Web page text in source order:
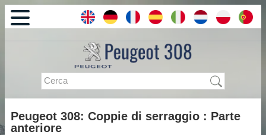
Peugeot 308: Coppie di serraggio : Parte
anteriore